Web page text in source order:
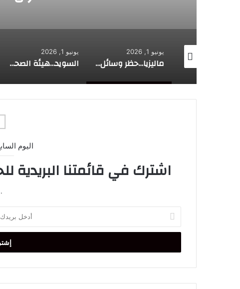
ماليزيا…حظر وسائل التواصل الاجتماعي على الأطفال دون 16 عاما
يونيو 1, 2026
السويد…هيئة الصحة العامة تحث الأهالي على ترك هواتفهم جانبا في حضور أطفالهم
أبريل 29, 2026
اليوم
اشترك في قائمتنا البريدية
.
بريدك
الإلكتروني